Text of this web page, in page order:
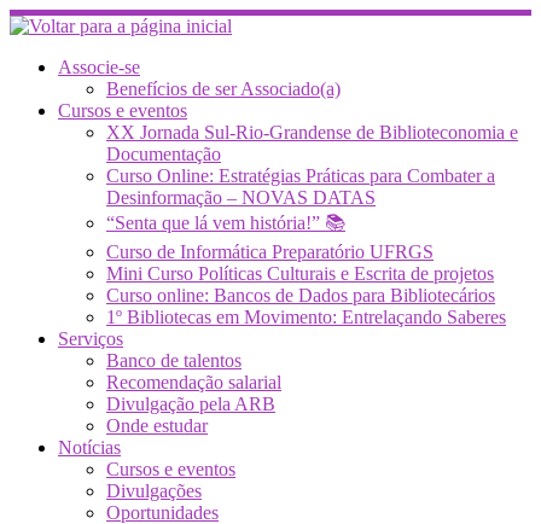
Skip
to
contentAssocie-se
Benefícios de ser Associado(a)
Cursos e eventos
XX Jornada Sul-Rio-Grandense de Biblioteconomia e
Documentação
Curso Online: Estratégias Práticas para Combater a
Desinformação – NOVAS DATAS
“Senta que lá vem história!” 📚
Curso de Informática Preparatório UFRGS
Mini Curso Políticas Culturais e Escrita de projetos
Curso online: Bancos de Dados para Bibliotecários
1º Bibliotecas em Movimento: Entrelaçando Saberes
Serviços
Banco de talentos
Recomendação salarial
Divulgação pela ARB
Onde estudar
Notícias
Cursos e eventos
Divulgações
Oportunidades